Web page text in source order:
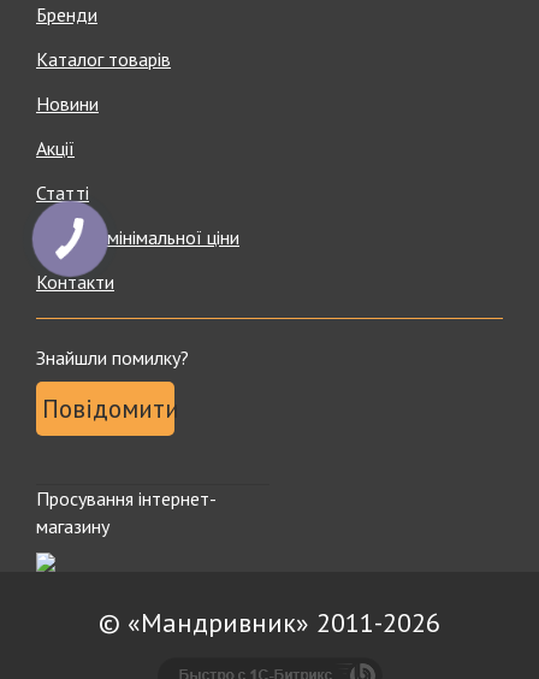
Бренди
Каталог товарів
Новини
Акції
Статті
Гарантія мінімальної ціни
Контакти
Знайшли помилку?
Повідомити
Просування інтернет-
магазину
© «Мандривник» 2011-2026